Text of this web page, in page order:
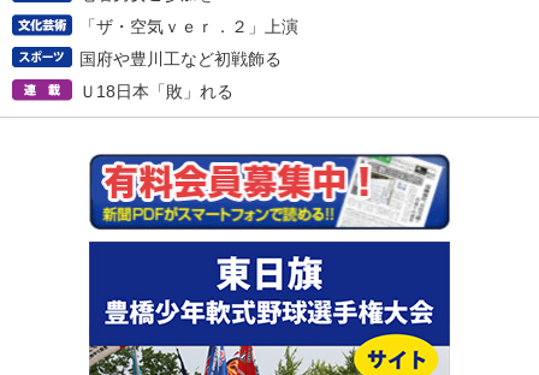
「ザ・空気ｖｅｒ．２」上演
国府や豊川工など初戦飾る
Ｕ18日本「敗」れる